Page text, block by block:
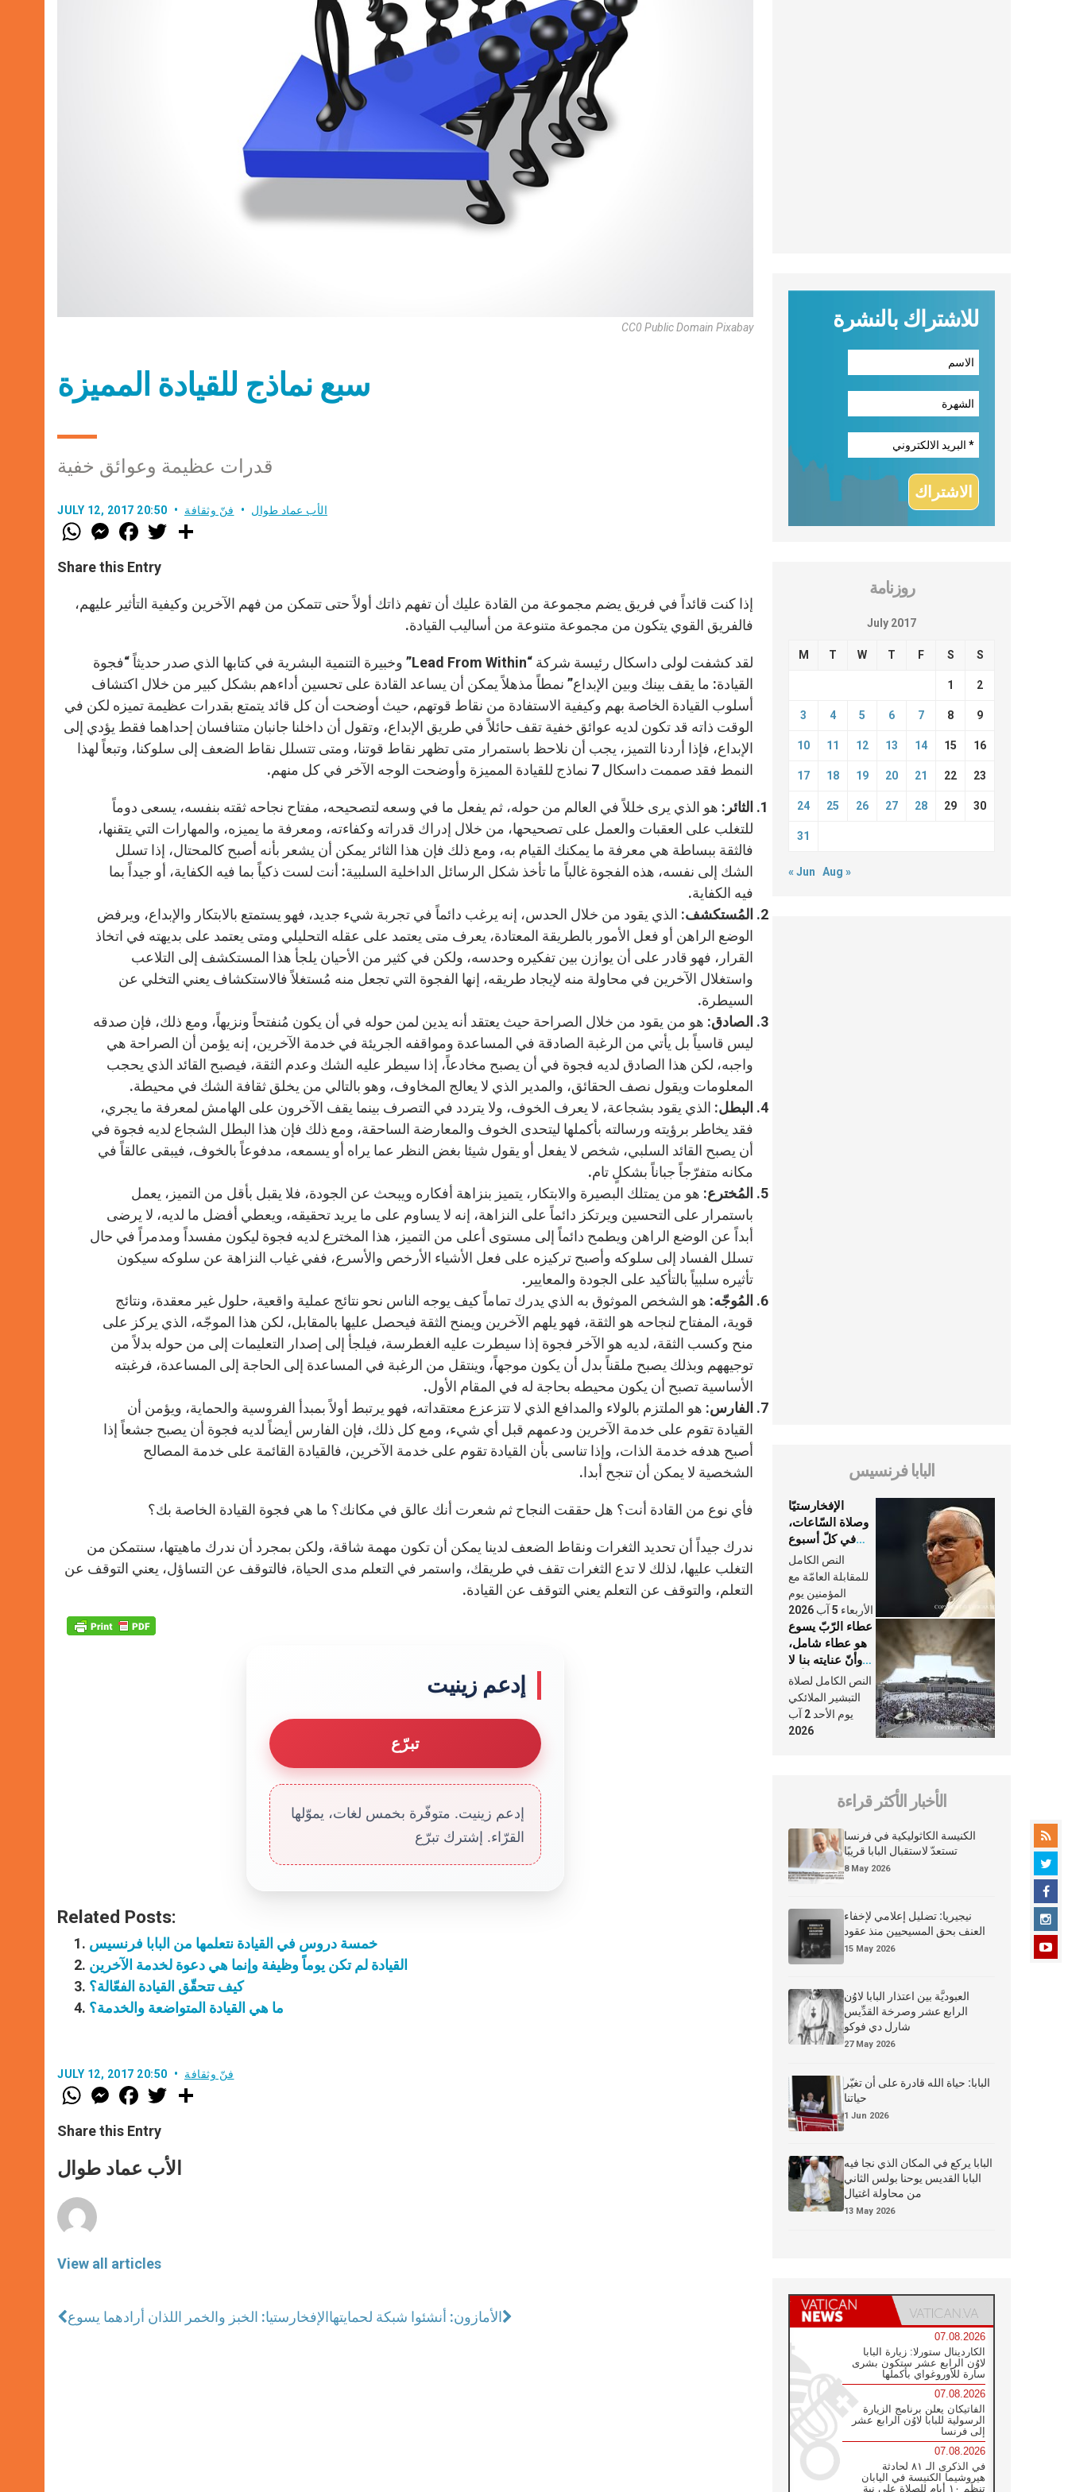
CC0 Public Domain Pixabay
سبع نماذج للقيادة المميزة
قدرات عظيمة وعوائق خفية
JULY 12, 2017 20:50 الأب عماد طوال فنّ وثقافة
W
h
t
s
p
p
M
e
s
e
g
e
F
a
e
b
o
k
w
r
Share this Entry
إذا كنت قائداً في فريق يضم مجموعة من القادة عليك أن تفهم ذاتك أولاً حتى تتمكن من فهم الآخرين وكيفية التأثير عليهم،
فالفريق القوي يتكون من مجموعة متنوعة من أساليب القيادة.
لقد كشفت لولى داسكال رئيسة شركة “Lead From Within” وخبيرة التنمية البشرية في كتابها الذي صدر حديثاً “فجوة
القيادة: ما يقف بينك وبين الإبداع” نمطاً مذهلاً يمكن أن يساعد القادة على تحسين أداءهم بشكل كبير من خلال اكتشاف
أسلوب القيادة الخاصة بهم وكيفية الاستفادة من نقاط قوتهم، حيث أوضحت أن كل قائد يتمتع بقدرات عظيمة تميزه لكن في
الوقت ذاته قد تكون لديه عوائق خفية تقف حائلاً في طريق الإبداع، وتقول أن داخلنا جانبان متنافسان إحداهما فقط يؤدي إلى
الإبداع، فإذا أردنا التميز، يجب أن نلاحظ باستمرار متى تظهر نقاط قوتنا، ومتى تتسلل نقاط الضعف إلى سلوكنا، وتبعاً لهذا
النمط فقد صممت داسكال 7 نماذج للقيادة المميزة وأوضحت الوجه الآخر في كل منهم.
الثائر: هو الذي يرى خللاً في العالم من حوله، ثم يفعل ما في وسعه لتصحيحه، مفتاح نجاحه ثقته بنفسه، يسعى دوماً
للتغلب على العقبات والعمل على تصحيحها، من خلال إدراك قدراته وكفاءته، ومعرفة ما يميزه، والمهارات التي يتقنها،
فالثقة ببساطة هي معرفة ما يمكنك القيام به، ومع ذلك فإن هذا الثائر يمكن أن يشعر بأنه أصبح كالمحتال، إذا تسلل
الشك إلى نفسه، هذه الفجوة غالباً ما تأخذ شكل الرسائل الداخلية السلبية: أنت لست ذكياً بما فيه الكفاية، أو جيداً بما
فيه الكفاية.
المُستكشف: الذي يقود من خلال الحدس، إنه يرغب دائماً في تجربة شيء جديد، فهو يستمتع بالابتكار والإبداع، ويرفض
الوضع الراهن أو فعل الأمور بالطريقة المعتادة، يعرف متى يعتمد على عقله التحليلي ومتى يعتمد على بديهته في اتخاذ
القرار، فهو قادر على أن يوازن بين تفكيره وحدسه، ولكن في كثير من الأحيان يلجأ هذا المستكشف إلى التلاعب
واستغلال الآخرين في محاولة منه لإيجاد طريقه، إنها الفجوة التي تجعل منه مُستغلاً فالاستكشاف يعني التخلي عن
السيطرة.
الصادق: هو من يقود من خلال الصراحة حيث يعتقد أنه يدين لمن حوله في أن يكون مُنفتحاً ونزيهاً، ومع ذلك، فإن صدقه
ليس قاسياً بل يأتي من الرغبة الصادقة في المساعدة ومواقفه الجريئة في خدمة الآخرين، إنه يؤمن أن الصراحة هي
واجبه، لكن هذا الصادق لديه فجوة في أن يصبح مخادعاً، إذا سيطر عليه الشك وعدم الثقة، فيصبح القائد الذي يحجب
المعلومات ويقول نصف الحقائق، والمدير الذي لا يعالج المخاوف، وهو بالتالي من يخلق ثقافة الشك في محيطة.
البطل: الذي يقود بشجاعة، لا يعرف الخوف، ولا يتردد في التصرف بينما يقف الآخرون على الهامش لمعرفة ما يجري،
فقد يخاطر برؤيته ورسالته بأكملها ليتحدى الخوف والمعارضة الساحقة، ومع ذلك فإن هذا البطل الشجاع لديه فجوة في
أن يصبح القائد السلبي، شخص لا يفعل أو يقول شيئا بغض النظر عما يراه أو يسمعه، مدفوعاً بالخوف، فيبقى عالقاً في
مكانه متفرّجاً جباناً بشكلٍ تام.
المُخترع: هو من يمتلك البصيرة والابتكار، يتميز بنزاهة أفكاره ويبحث عن الجودة، فلا يقبل بأقل من التميز، يعمل
باستمرار على التحسين ويرتكز دائماً على النزاهة، إنه لا يساوم على ما يريد تحقيقه، ويعطي أفضل ما لديه، لا يرضى
أبداً عن الوضع الراهن ويطمح دائماً إلى مستوى أعلى من التميز، هذا المخترع لديه فجوة ليكون مفسداً ومدمراً في حال
تسلل الفساد إلى سلوكه وأصبح تركيزه على فعل الأشياء الأرخص والأسرع، ففي غياب النزاهة عن سلوكه سيكون
تأثيره سلبياً بالتأكيد على الجودة والمعايير.
المُوجّه: هو الشخص الموثوق به الذي يدرك تماماً كيف يوجه الناس نحو نتائج عملية واقعية، حلول غير معقدة، ونتائج
قوية، المفتاح لنجاحه هو الثقة، فهو يلهم الآخرين ويمنح الثقة فيحصل عليها بالمقابل، لكن هذا الموجّه، الذي يركز على
منح وكسب الثقة، لديه هو الآخر فجوة إذا سيطرت عليه الغطرسة، فيلجأ إلى إصدار التعليمات إلى من حوله بدلاً من
توجيههم وبذلك يصبح ملقناً بدل أن يكون موجهاً، وينتقل من الرغبة في المساعدة إلى الحاجة إلى المساعدة، فرغبته
الأساسية تصبح أن يكون محيطه بحاجة له في المقام الأول.
الفارس: هو الملتزم بالولاء والمدافع الذي لا تتزعزع معتقداته، فهو يرتبط أولاً بمبدأ الفروسية والحماية، ويؤمن أن
القيادة تقوم على خدمة الآخرين ودعمهم قبل أي شيء، ومع كل ذلك، فإن الفارس أيضاً لديه فجوة أن يصبح جشعاً إذا
أصبح هدفه خدمة الذات، وإذا تناسى بأن القيادة تقوم على خدمة الآخرين، فالقيادة القائمة على خدمة المصالح
الشخصية لا يمكن أن تنجح أبدا.
فأي نوع من القادة أنت؟ هل حققت النجاح ثم شعرت أنك عالق في مكانك؟ ما هي فجوة القيادة الخاصة بك؟
ندرك جيداً أن تحديد الثغرات ونقاط الضعف لدينا يمكن أن تكون مهمة شاقة، ولكن بمجرد أن ندرك ماهيتها، سنتمكن من
التغلب عليها، لذلك لا تدع الثغرات تقف في طريقك، واستمر في التعلم مدى الحياة، فالتوقف عن التساؤل، يعني التوقف عن
التعلم، والتوقف عن التعلم يعني التوقف عن القيادة.
إدعم زينيت
تبرّع
إدعم زينيت. متوفّرة بخمس لغات، يموّلها
القرّاء. إشترك تبرّع
Related Posts:
خمسة دروس في القيادة نتعلمها من البابا فرنسيس
القيادة لم تكن يوماً وظيفة وإنما هي دعوة لخدمة الآخرين
كيف تتحقّق القيادة الفعّالة؟
ما هي القيادة المتواضعة والخدمة؟
JULY 12, 2017 20:50 فنّ وثقافة
W
h
t
s
p
p
M
e
s
e
g
e
F
a
e
b
o
k
w
r
Share this Entry
الأب عماد طوال
View all articles
الإفخارستيا: الخبز والخمر اللذان أرادهما يسوعالأمازون: أنشئوا شبكة لحمايتها
للاشتراك بالنشرة
روزنامة
July 2017
M T W T F S S
1 2
3 4 5 6 7 8 9
10 11 12 13 14 15 16
17 18 19 20 21 22 23
24 25 26 27 28 29 30
31
« Jun Aug »
البابا فرنسيس
الإفخارستيّا
وصلاة السّاعات،
في كلّ أسبوع
وكلّ يوم، هما
النَّفَس في حياة
الكنيسة
النص الكامل
للمقابلة العامّة مع
المؤمنين يوم
الأربعاء 5 آب 2026
عطاء الرّبّ يسوع
هو عطاء شامل،
وأنّ عنايته بنا لا
تغيب عنّا أبدًا
النص الكامل لصلاة
التبشير الملائكي
يوم الأحد 2 آب
2026
الأخبار الأكثر قراءة
الكنيسة الكاثوليكية في فرنسا
تستعدّ لاستقبال البابا قريبًا
8 May 2026
نيجيريا: تضليل إعلامي لإخفاء
العنف بحق المسيحيين منذ عقود
15 May 2026
العبوديَّة بين اعتذار البابا لاوُن
الرابع عشر وصرخة القدِّيس
شارل دي فوكو
27 May 2026
البابا: حياة الله قادرة على أن تغيّر
حياتنا
1 Jun 2026
البابا يركع في المكان الذي نجا فيه
البابا القديس يوحنا بولس الثاني
من محاولة اغتيال
13 May 2026
07.08.2026
الكاردينال ستورلا: زيارة البابا
لاوُن الرابع عشر ستكون بشرى
سارة للأوروغواي بأكملها
07.08.2026
الفاتيكان يعلن برنامج الزيارة
الرسولية للبابا لاوُن الرابع عشر
إلى فرنسا
07.08.2026
في الذكرى الـ ٨١ لحادثة
هيروشيما الكنيسة في اليابان
تنظم ١٠ أيام للصلاة على نية